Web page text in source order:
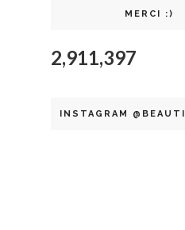
MERCI :)
2,911,397
INSTAGRAM